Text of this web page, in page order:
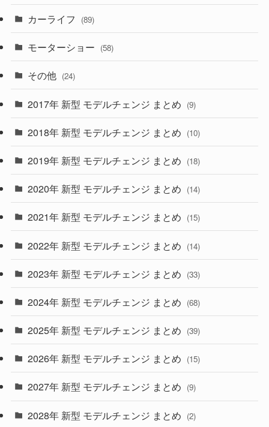
(6)
(9)
(4)
(30)
(27)
(27)
(26)
(33)
(10)
(35)
(10)
(9)
(22)
(4)
(9)
(4)
(1)
カーライフ (89)
モーターショー (58)
その他 (24)
2017年 新型 モデルチェンジ まとめ (9)
2018年 新型 モデルチェンジ まとめ (10)
2019年 新型 モデルチェンジ まとめ (18)
2020年 新型 モデルチェンジ まとめ (14)
2021年 新型 モデルチェンジ まとめ (15)
2022年 新型 モデルチェンジ まとめ (14)
2023年 新型 モデルチェンジ まとめ (33)
2024年 新型 モデルチェンジ まとめ (68)
2025年 新型 モデルチェンジ まとめ (39)
2026年 新型 モデルチェンジ まとめ (15)
2027年 新型 モデルチェンジ まとめ (9)
2028年 新型 モデルチェンジ まとめ (2)